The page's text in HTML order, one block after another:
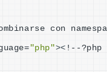
con
"php">< !--?php